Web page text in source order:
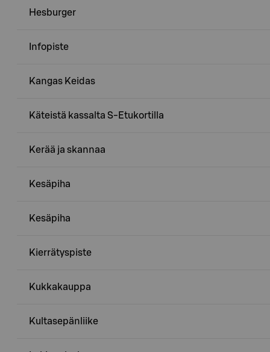
Hesburger
Infopiste
Kangas Keidas
Käteistä kassalta S-Etukortilla
Kerää ja skannaa
Kesäpiha
Kesäpiha
Kierrätyspiste
Kukkakauppa
Kultasepänliike